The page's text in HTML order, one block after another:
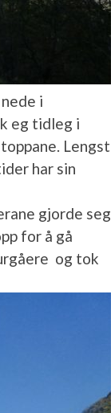
i
eg tidleg i
Lengst
har sin
gjorde seg
for å gå
og tok